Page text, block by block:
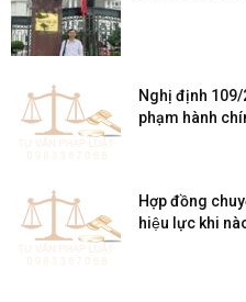
Nghị định
phạm hành
Hợp đồng
hiệu lực khi